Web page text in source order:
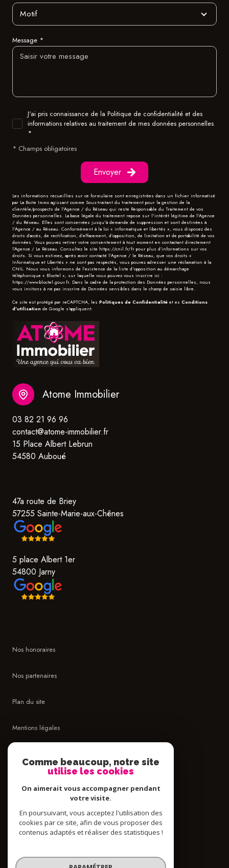
Motif
Message *
J'ai pris connaissance de la Politique de confidentialité et des
informations relatives au traitement de mes données personnelles
*
* Champs obligatoires
Envoyer
Les informations recueillies sur ce formulaire sont enregistrées dans un fichier informatisé
par La Boite Immo agissant comme Sous-traitant du traitement pour la gestion de la
clientèle/prospects de l'Agence / du Réseau qui reste Responsable du Traitement de vos
Données personnelles. La base légale du traitement repose sur l'intérêt légitime de l'Agence
/ du Réseau. Elles sont conservées jusqu'à demande de suppression et sont destinées à
l'Agence / au Réseau. Conformément à la loi « informatique et libertés », vous disposez des
droits d’accès, de rectification, d’effacement, d’opposition, de limitation et de portabilité de vos
données. Vous pouvez retirer votre consentement à tout moment en contactant directement
l’Agence / Le Réseau. Consultez le site https://cnil.fr/fr pour plus d’informations sur vos
droits. Si vous estimez, après avoir contacté l'Agence / le Réseau, que vos droits «
Informatique et Libertés » ne sont pas respectés, vous pouvez adresser une réclamation à la
CNIL. Nous vous informons de l’existence de la liste d'opposition au démarchage
téléphonique « Bloctel », sur laquelle vous pouvez vous inscrire ici :
https://www.bloctel.gouv.fr. Dans le cadre de la protection des Données personnelles, nous
vous invitons à ne pas inscrire de Données sensibles dans le champ de saisie libre.
Ce site est protégé par reCAPTCHA, les Politiques de Confidentialité et es Conditions
d'utilisation de Google s'appliquent.
Atome Immobilier
03 82 21 96 96
contact@atome-immobilier.fr
15 Place Albert Lebrun
54580 Auboué
47a route de Briey
57255 Sainte-Marie-aux-Chênes
5 place Albert 1er
54800 Jarny
Nos honoraires
Nos partenaires
Plan du site
Mentions légales
Comme beaucoup, notre site
utilise les cookies
On aimerait vous accompagner pendant
votre visite.
En poursuivant, vous acceptez l'utilisation des
cookies par ce site, afin de vous proposer des
contenus adaptés et réaliser des statistiques !